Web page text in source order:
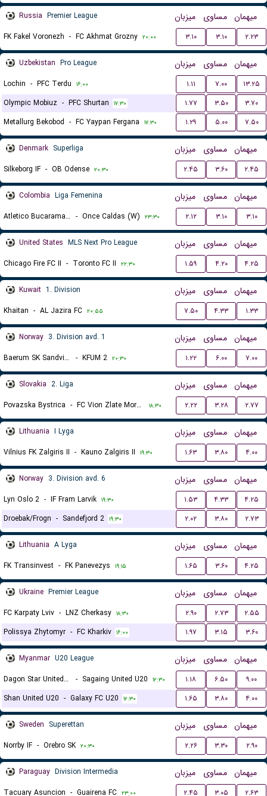
Russia Premier League میزبان مساوی میهمان
FK Fakel Voronezh - FC Akhmat Grozny ۲۰:۰۰ ۳.۱۰ ۳.۱۰ ۲.۲۳
Uzbekistan Pro League میزبان مساوی میهمان
Lochin - PFC Terdu ۱۶:۰۰ ۱.۱۱ ۷.۰۰
۱۳.۲۵
Olympic Mobiuz - PFC Shurtan ۱۷:۳۰ ۱.۷۷ ۳.۵۰
۳.۷۰
Metallurg Bekobod - FC Yaypan Fergana ۱۷:۳۰ ۱.۲۹ ۵.۰۰ ۷.۵۰
Denmark Superliga میزبان مساوی میهمان
Silkeborg IF - OB Odense ۲۰:۳۰ ۲.۴۵ ۳.۶۰ ۲.۴۵
Colombia Liga Femenina میزبان مساوی میهمان
Atletico Bucaramanga (W) - Once Caldas (W) ۲۳:۳۰ ۲.۱۲ ۳.۱۰ ۳.۱۰
United States MLS Next Pro League میزبان مساوی میهمان
Chicago Fire FC II - Toronto FC II ۲۲:۳۰ ۱.۵۹ ۴.۲۰ ۴.۲۵
Kuwait 1. Division میزبان مساوی میهمان
Khaitan - AL Jazira FC ۲۰:۵۵ ۷.۵۰ ۴.۳۳ ۱.۳۳
Norway 3. Division avd. 1 میزبان مساوی میهمان
Baerum SK Sandvika - KFUM 2 ۲۰:۳۰ ۱.۲۲ ۶.۰۰ ۷.۰۰
Slovakia 2. Liga میزبان مساوی میهمان
Povazska Bystrica - FC Vion Zlate Moravce ۱۸:۳۰ ۲.۲۲ ۳.۲۸ ۲.۷۷
Lithuania I Lyga میزبان مساوی میهمان
Vilnius FK Zalgiris II - Kauno Zalgiris II ۱۹:۳۰ ۱.۶۳ ۳.۸۰ ۴.۰۰
Norway 3. Division avd. 6 میزبان مساوی میهمان
Lyn Oslo 2 - IF Fram Larvik ۱۹:۳۰ ۱.۵۳ ۴.۳۳
۴.۲۵
Droebak/Frogn - Sandefjord 2 ۱۹:۳۰ ۲.۰۲ ۳.۸۰ ۲.۷۳
Lithuania A Lyga میزبان مساوی میهمان
FK Transinvest - FK Panevezys ۱۹:۱۵ ۱.۶۵ ۳.۶۰ ۴.۲۵
Ukraine Premier League میزبان مساوی میهمان
FC Karpaty Lviv - LNZ Cherkasy ۱۸:۳۰ ۲.۹۰ ۲.۷۳
۲.۵۵
Polissya Zhytomyr - FC Kharkiv ۱۶:۰۰ ۱.۹۷ ۳.۱۵ ۳.۶۰
Myanmar U20 League میزبان مساوی میهمان
Dagon Star United U20 - Sagaing United U20 ۱۲:۳۰ ۱.۱۸ ۶.۵۰
۹.۰۰
Shan United U20 - Galaxy FC U20 ۱۲:۳۰ ۱.۶۵ ۳.۸۰ ۴.۰۰
Sweden Superettan میزبان مساوی میهمان
Norrby IF - Orebro SK ۲۰:۳۰ ۲.۲۶ ۳.۳۰ ۲.۹۰
Paraguay Division Intermedia میزبان مساوی میهمان
Tacuary Asuncion - Guairena FC ۲۳:۰۰ ۲.۴۵ ۳.۰۵ ۲.۶۳